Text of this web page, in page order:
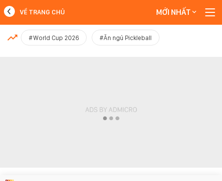
MỚI NHẤT
VỀ TRANG CHỦ MỚI NHẤT
#World Cup 2026 #Ăn ngủ Pickleball